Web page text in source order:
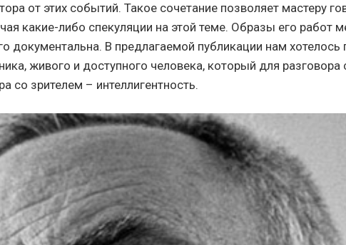
от этих событий. Такое сочетание позволяет мастеру
какие-либо спекуляции на этой теме. Образы его работ
документальна. В предлагаемой публикации нам хотелось
живого и доступного человека, который для
со зрителем – интеллигентность.